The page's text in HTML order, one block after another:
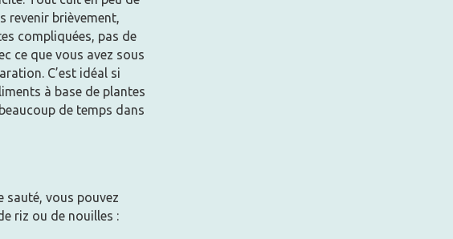
revenir brièvement,
compliquées, pas de
ce que vous avez sous
C’est idéal si
à base de plantes
de temps dans
sauté, vous pouvez
riz ou de nouilles :